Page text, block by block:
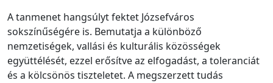
A tanmenet hangsúlyt fektet Józsefváros
sokszínűségére is. Bemutatja a különböző
nemzetiségek, vallási és kulturális közösségek
együttélését, ezzel erősítve az elfogadást, a toleranciát
és a kölcsönös tiszteletet. A megszerzett tudás